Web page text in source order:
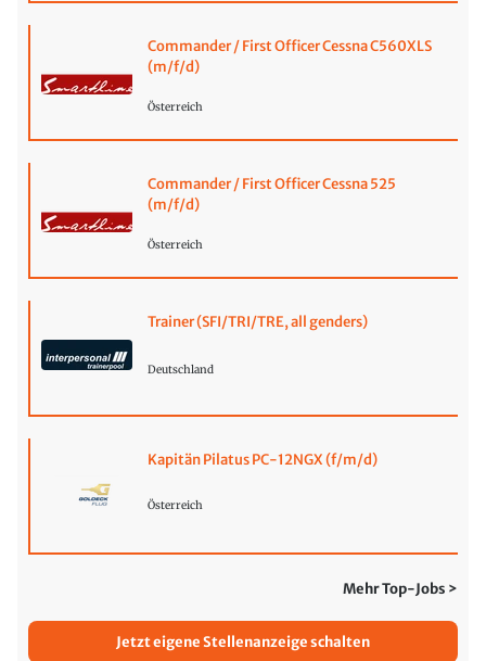
Commander / First Officer Cessna C560XLS
(m/f/d)
Österreich
Commander / First Officer Cessna 525
(m/f/d)
Österreich
Trainer (SFI/TRI/TRE, all genders)
Deutschland
Kapitän Pilatus PC-12NGX (f/m/d)
Österreich
Mehr Top-Jobs >
Jetzt eigene Stellenanzeige schalten